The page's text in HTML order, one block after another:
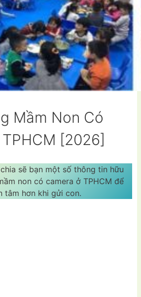
Mầm Non Có
[2026]
sẽ bạn một số thông tin hữu
non có camera ở TPHCM để
tâm hơn khi gửi con.